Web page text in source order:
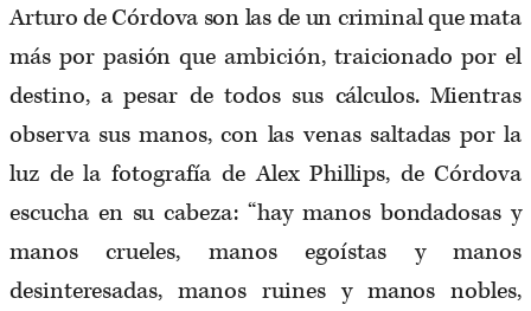
Arturo de Córdova son las de un criminal que mata
más por pasión que ambición, traicionado por el
destino, a pesar de todos sus cálculos. Mientras
observa sus manos, con las venas saltadas por la
luz de la fotografía de Alex Phillips, de Córdova
escucha en su cabeza: “hay manos bondadosas y
manos crueles, manos egoístas y manos
desinteresadas, manos ruines y manos nobles,